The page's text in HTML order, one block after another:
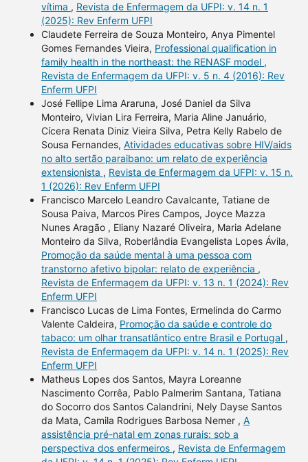
vítima , Revista de Enfermagem da UFPI: v. 14 n. 1
(2025): Rev Enferm UFPI
Claudete Ferreira de Souza Monteiro, Anya Pimentel
Gomes Fernandes Vieira, Professional qualification in
family health in the northeast: the RENASF model ,
Revista de Enfermagem da UFPI: v. 5 n. 4 (2016): Rev
Enferm UFPI
José Fellipe Lima Araruna, José Daniel da Silva
Monteiro, Vivian Lira Ferreira, Maria Aline Januário,
Cícera Renata Diniz Vieira Silva, Petra Kelly Rabelo de
Sousa Fernandes, Atividades educativas sobre HIV/aids
no alto sertão paraibano: um relato de experiência
extensionista , Revista de Enfermagem da UFPI: v. 15 n.
1 (2026): Rev Enferm UFPI
Francisco Marcelo Leandro Cavalcante, Tatiane de
Sousa Paiva, Marcos Pires Campos, Joyce Mazza
Nunes Aragão , Eliany Nazaré Oliveira, Maria Adelane
Monteiro da Silva, Roberlândia Evangelista Lopes Ávila,
Promoção da saúde mental à uma pessoa com
transtorno afetivo bipolar: relato de experiência ,
Revista de Enfermagem da UFPI: v. 13 n. 1 (2024): Rev
Enferm UFPI
Francisco Lucas de Lima Fontes, Ermelinda do Carmo
Valente Caldeira, Promoção da saúde e controle do
tabaco: um olhar transatlântico entre Brasil e Portugal ,
Revista de Enfermagem da UFPI: v. 14 n. 1 (2025): Rev
Enferm UFPI
Matheus Lopes dos Santos, Mayra Loreanne
Nascimento Corrêa, Pablo Palmerim Santana, Tatiana
do Socorro dos Santos Calandrini, Nely Dayse Santos
da Mata, Camila Rodrigues Barbosa Nemer , A
assistência pré-natal em zonas rurais: sob a
perspectiva dos enfermeiros , Revista de Enfermagem